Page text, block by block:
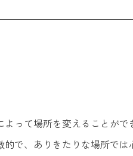
って場所を変えることがで
で、ありきたりな場所で